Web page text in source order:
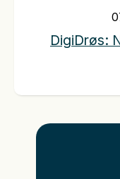
DigiDrøs: